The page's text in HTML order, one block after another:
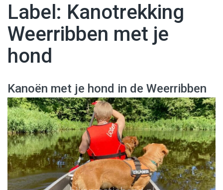
Label: Kanotrekking
Weerribben met je
hond
Kanoën met je hond in de Weerribben